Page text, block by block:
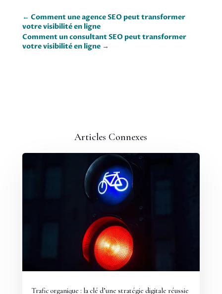
← Comment une agence SEO peut transformer
votre visibilité en ligne
Comment un consultant SEO peut transformer
votre visibilité en ligne→
Articles Connexes
Trafic organique : la clé d’une stratégie digitale réussie